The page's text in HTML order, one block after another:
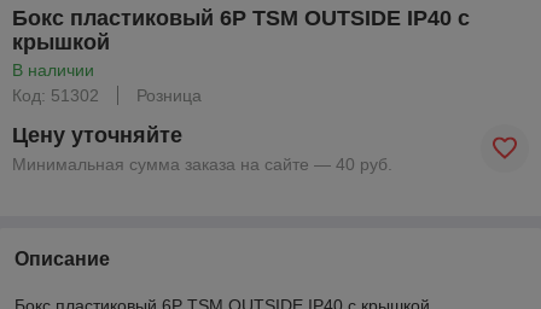
Бокс пластиковый 6P TSM OUTSIDE IP40 с
крышкой
В наличии
Код: 51302
Розница
Цену уточняйте
Минимальная сумма заказа на сайте — 40 руб.
Описание
Бокс пластиковый 6P TSM OUTSIDE IP40 с крышкой